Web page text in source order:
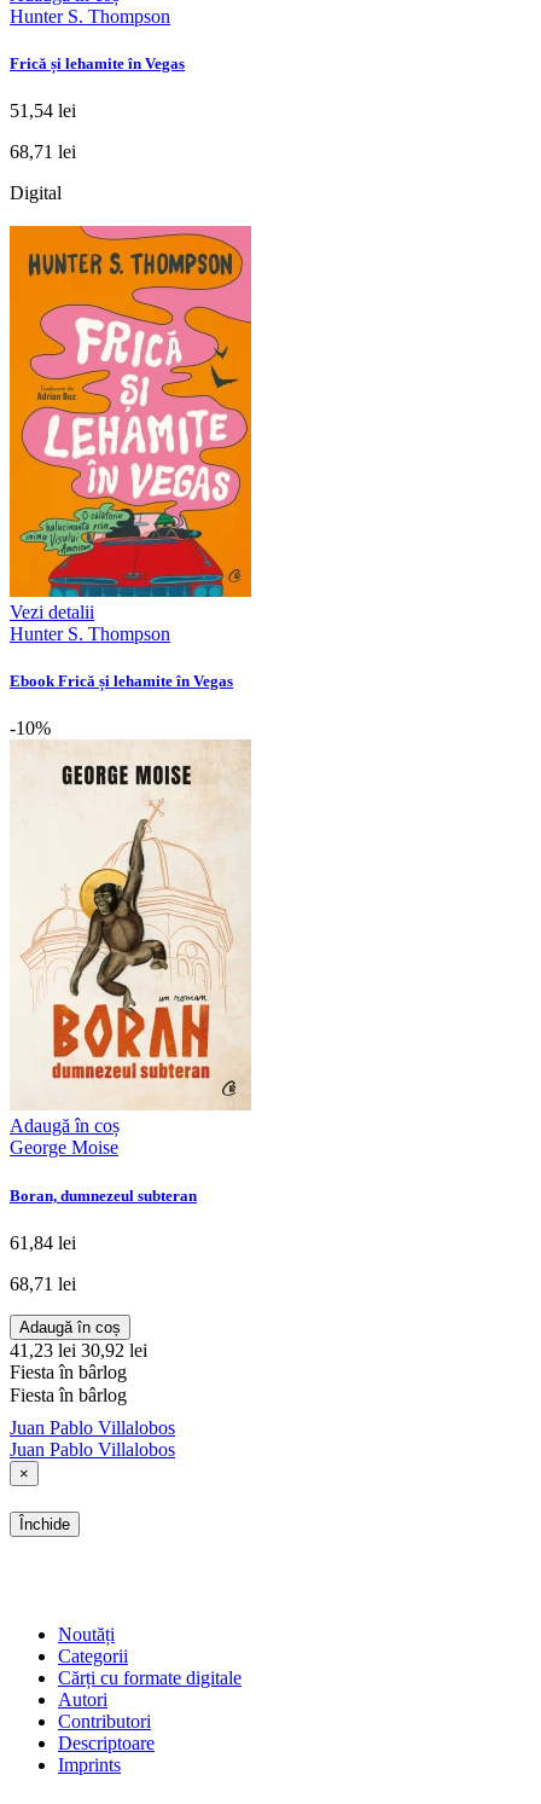
Hunter S. Thompson
Frică și lehamite în Vegas
51,54 lei
68,71 lei
Digital
Vezi detalii
Hunter S. Thompson
Ebook Frică și lehamite în Vegas
-10%
Adaugă în coș
George Moise
Boran, dumnezeul subteran
61,84 lei
68,71 lei
Adaugă în coș
41,23 lei 30,92 lei
Fiesta în bârlog
Fiesta în bârlog
Juan Pablo Villalobos
Juan Pablo Villalobos
×
Închide
Noutăți
Categorii
Cărți cu formate digitale
Autori
Contributori
Descriptoare
Imprints